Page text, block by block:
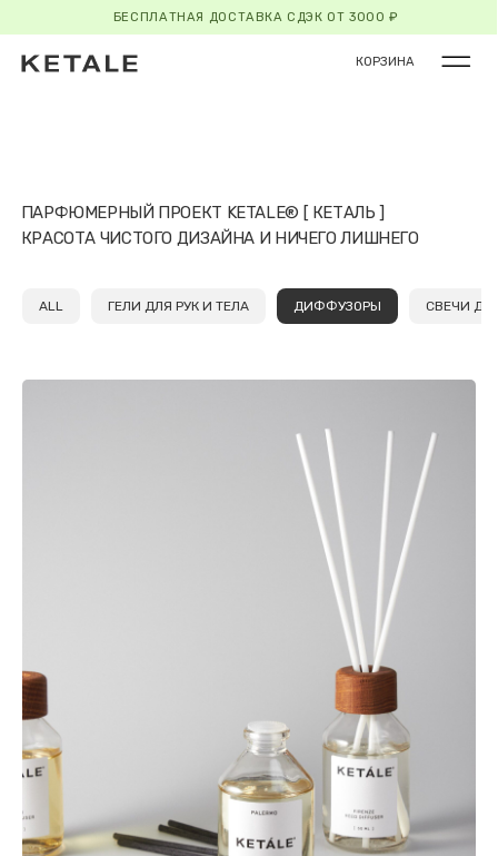
БЕСПЛАТНАЯ ДОСТАВКА СДЭК ОТ 3000 ₽
ALL ГЕЛИ ДЛЯ РУК И ТЕЛА ДИФФУЗОРЫ СВЕЧИ